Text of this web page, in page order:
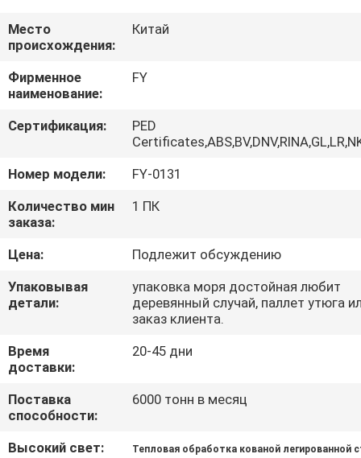
НАС
ПУТЕШЕСТВИЕ
ФАБРИКИ
КАЧЕСТВА
СВЯЖИТЕСЬ
МЫ
НОВОСТИ
СПРОСИТЕ
ЦИТАТУ
КАРТА
Место
происхождения:
Китай
Фирменное
наименование:
FY
Сертификация:
PED
Номер модели:
FY-0131
Количество мин
заказа:
1 ПК
Цена:
Подлежит обсуждению
Упаковывая
детали:
упаковка моря достойная любит
деревянный случай, паллет утюга
заказ клиента.
Время
доставки:
20-45 дни
Поставка
способности:
6000 тонн в месяц
Высокий свет:
Тепловая обработка кованой легированной